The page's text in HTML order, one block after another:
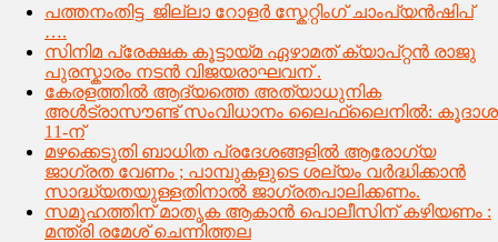
പത്തനംതിട്ട ജില്ലാ റോളർ സ്കേറ്റിംഗ് ചാംപ്യൻഷിപ്
….
സിനിമ പ്രേക്ഷക കൂട്ടായ്മ ഏഴാമത് ക്യാപ്റ്റൻ രാജു
പുരസ്കാരം നടൻ വിജയരാഘവന് .
കേരളത്തിൽ ആദ്യത്തെ അത്യാധുനിക
അൾട്രാസൗണ്ട് സംവിധാനം ലൈഫ്‌ലൈനിൽ: കൂദാശ
11-ന്
മഴക്കെടുതി ബാധിത പ്രദേശങ്ങളിൽ ആരോഗ്യ
ജാഗ്രത വേണം ; പാമ്പുകളുടെ ശല്യം വർദ്ധിക്കാൻ
സാദ്ധ്യതയുള്ളതിനാൽ ജാഗ്രതപാലിക്കണം.
സമൂഹത്തിന് മാതൃക ആകാൻ പൊലീസിന് കഴിയണം :
മന്ത്രി രമേശ് ചെന്നിത്തല